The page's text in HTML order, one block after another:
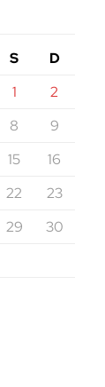
S
D
1
2
8
9
15
16
22
23
29
30